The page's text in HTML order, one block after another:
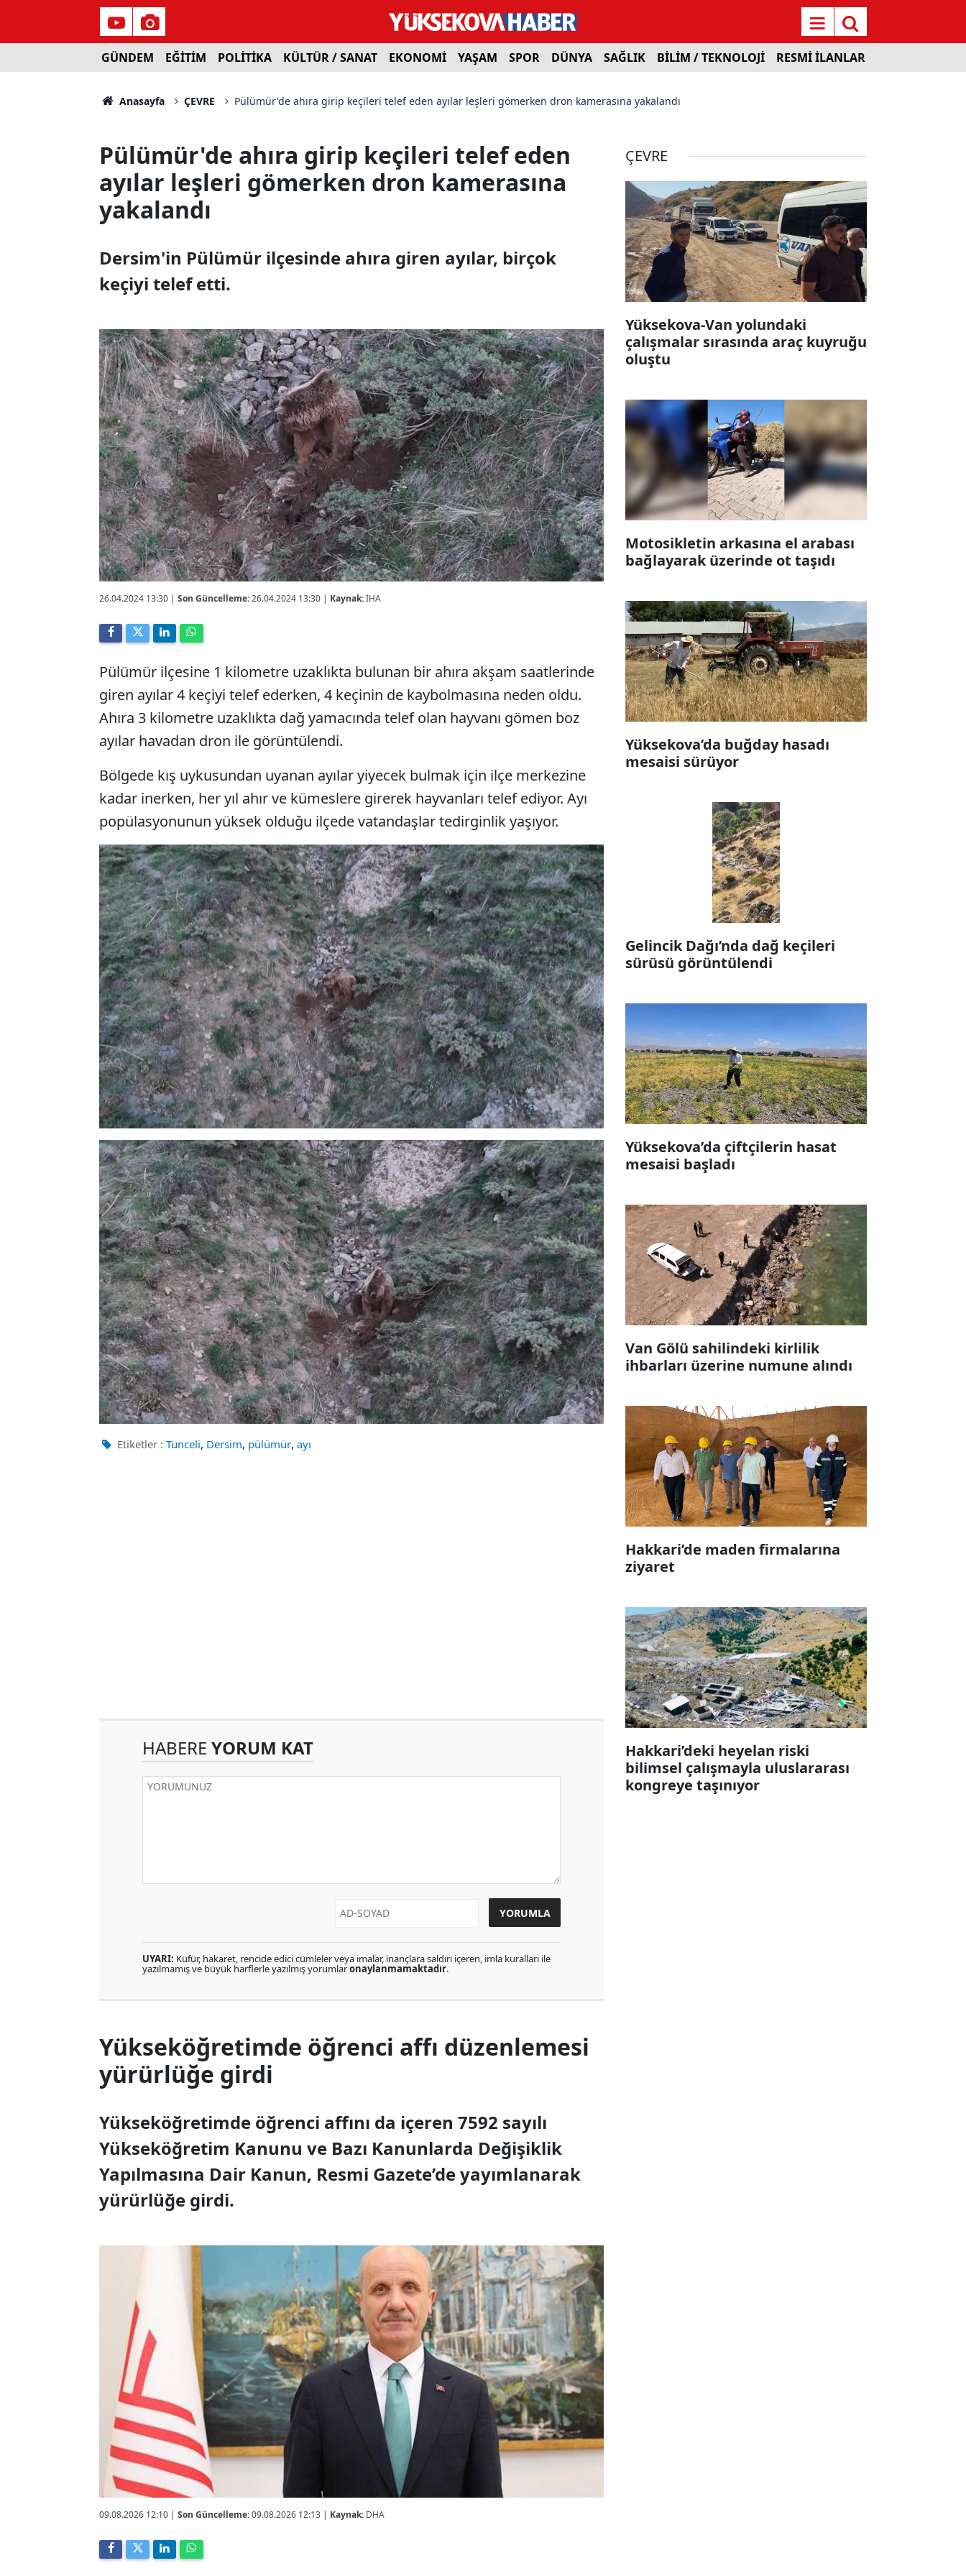
GÜNDEM EĞİTİM POLİTİKA KÜLTÜR / SANAT EKONOMİ YAŞAM SPOR DÜNYA SAĞLIK BİLİM / TEKNOLOJİ RESMİ İLANLAR
Anasayfa ÇEVRE Pülümür'de ahıra girip keçileri telef eden ayılar leşleri gömerken dron kamerasına yakalandı
Pülümür'de ahıra girip keçileri telef eden
ayılar leşleri gömerken dron kamerasına
yakalandı
Dersim'in Pülümür ilçesinde ahıra giren ayılar, birçok
keçiyi telef etti.
26.04.2024 13:30 | Son Güncelleme:26.04.2024 13:30 | Kaynak:İHA
Pülümür ilçesine 1 kilometre uzaklıkta bulunan bir ahıra akşam saatlerinde
giren ayılar 4 keçiyi telef ederken, 4 keçinin de kaybolmasına neden oldu.
Ahıra 3 kilometre uzaklıkta dağ yamacında telef olan hayvanı gömen boz
ayılar havadan dron ile görüntülendi.
Bölgede kış uykusundan uyanan ayılar yiyecek bulmak için ilçe merkezine
kadar inerken, her yıl ahır ve kümeslere girerek hayvanları telef ediyor. Ayı
popülasyonunun yüksek olduğu ilçede vatandaşlar tedirginlik yaşıyor.
Etiketler : Tunceli, Dersim, pülümür, ayı
HABERE YORUM KAT
UYARI: Küfür, hakaret, rencide edici cümleler veya imalar, inançlara saldırı içeren, imla kuralları ile
yazılmamış ve büyük harflerle yazılmış yorumlaronaylanmamaktadır.
Yükseköğretimde öğrenci affı düzenlemesi
yürürlüğe girdi
Yükseköğretimde öğrenci affını da içeren 7592 sayılı
Yükseköğretim Kanunu ve Bazı Kanunlarda Değişiklik
Yapılmasına Dair Kanun, Resmi Gazete’de yayımlanarak
yürürlüğe girdi.
09.08.2026 12:10 | Son Güncelleme:09.08.2026 12:13 | Kaynak: DHA
ÇEVRE
Yüksekova-Van yolundaki
çalışmalar sırasında araç kuyruğu
oluştu
Motosikletin arkasına el arabası
bağlayarak üzerinde ot taşıdı
Yüksekova’da buğday hasadı
mesaisi sürüyor
Gelincik Dağı’nda dağ keçileri
sürüsü görüntülendi
Yüksekova’da çiftçilerin hasat
mesaisi başladı
Van Gölü sahilindeki kirlilik
ihbarları üzerine numune alındı
Hakkari’de maden firmalarına
ziyaret
Hakkari’deki heyelan riski
bilimsel çalışmayla uluslararası
kongreye taşınıyor